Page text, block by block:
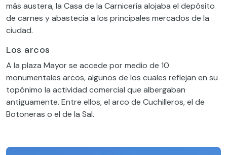
más austera, la Casa de la Carnicería alojaba el depósito
de carnes y abastecía a los principales mercados de la
ciudad.
Los arcos
A la plaza Mayor se accede por medio de 10
monumentales arcos, algunos de los cuales reflejan en su
topónimo la actividad comercial que albergaban
antiguamente. Entre ellos, el arco de Cuchilleros, el de
Botoneras o el de la Sal.